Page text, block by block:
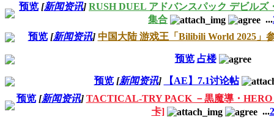
预览 [新闻资讯] RUSH DUEL アドバンスパック デビルズ
集合
...
预览 [新闻资讯] 中国大陆 游戏王「Bilibili World 2025」
预览 占楼
预览 [新闻资讯]
【AE】7.1讨论帖
预览 [新闻资讯] TACTICAL-TRY PACK －黒魔導・
卡]
...2